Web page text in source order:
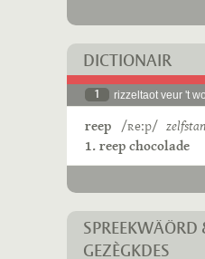
DICTIONAIR
1 rizzeltaot veur 't
reep /ʀeːp/
1. reep chocolade
SPREEKWÄÖRD
GEZÈGKDES